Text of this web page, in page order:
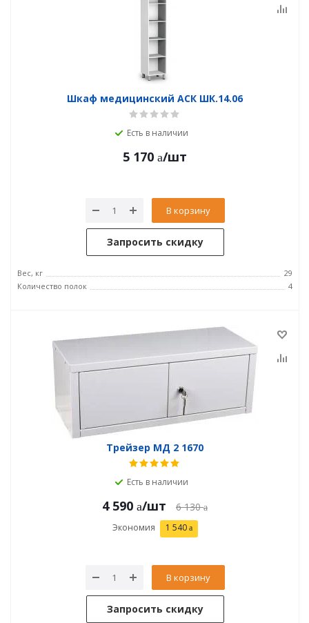
Шкаф медицинский АСК ШК.14.06
Есть в наличии
5 170 /шт
В корзину
Запросить скидку
Вес, кг
29
Количество полок
4
Трейзер МД 2 1670
Есть в наличии
4 590 /шт 6 130
Экономия 1 540
В корзину
Запросить скидку